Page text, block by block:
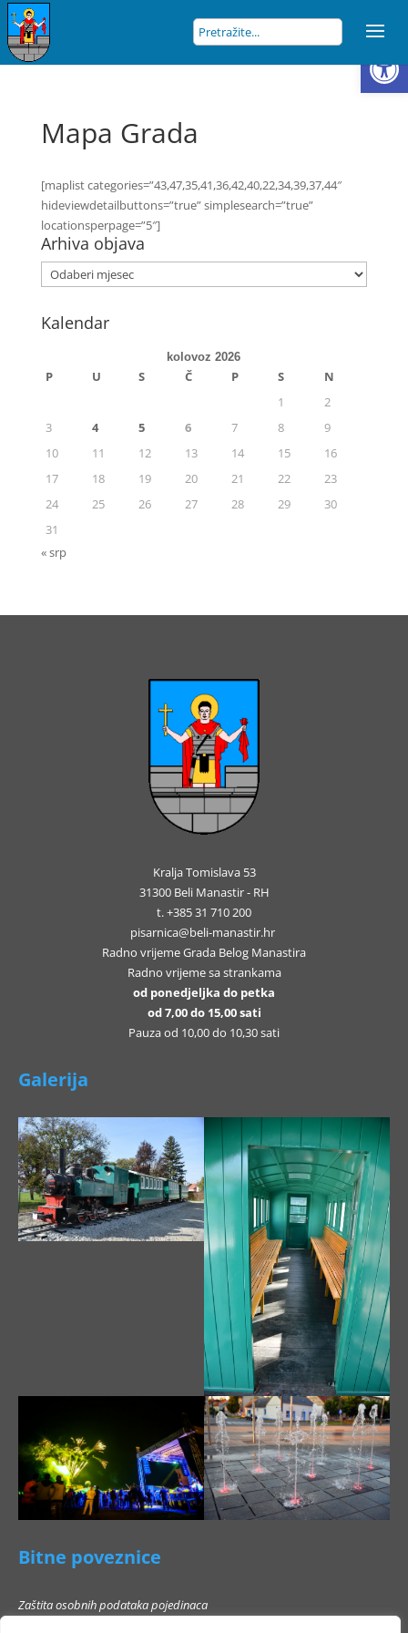
Mapa Grada
[maplist categories=”43,47,35,41,36,42,40,22,34,39,37,44″
hideviewdetailbuttons=”true” simplesearch=”true”
locationsperpage=”5″]
Arhiva objava
Kalendar
kolovoz 2026
P U S Č P S
N
1
2
3
4 5 6 7 8
9
10
11 12 13 14 15
16
17
18 19 20 21 22
23
24
25 26 27 28 29
30
31
« srp
Kralja Tomislava 53
31300 Beli Manastir - RH
t. +385 31 710 200
pisarnica@beli-manastir.hr
Radno vrijeme Grada Belog Manastira
Radno vrijeme sa strankama
od ponedjeljka do petka
od 7,00 do 15,00 sati
Pauza od 10,00 do 10,30 sati
Galerija
Bitne poveznice
Zaštita osobnih podataka pojedinaca